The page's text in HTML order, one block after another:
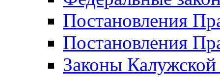
Постановления
Постановления
Законы Калужской